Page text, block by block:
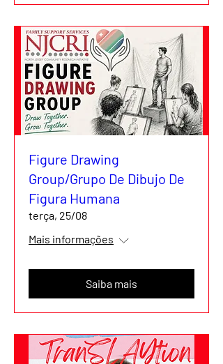
Figure Drawing
Group/Grupo De Dibujo De
Figura Humana
terça, 25/08
Mais informações
Saiba mais